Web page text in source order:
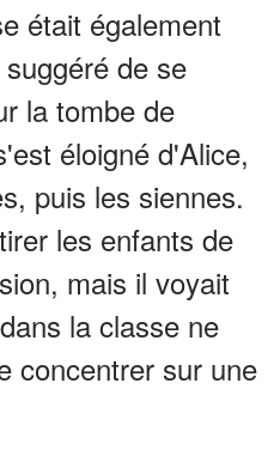
était également
de se
la tombe de
éloigné d'Alice,
puis les siennes.
les enfants de
mais il voyait
la classe ne
concentrer sur une